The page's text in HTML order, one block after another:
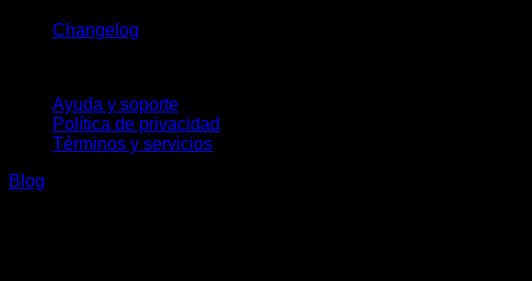
Changelog
Ayuda y soporte
Política de privacidad
Términos y servicios
Blog